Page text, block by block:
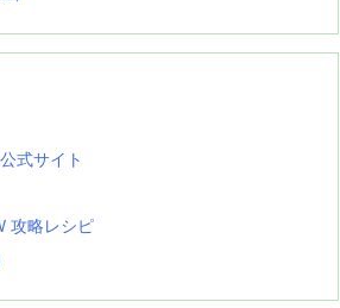
式サイト
攻略レシピ